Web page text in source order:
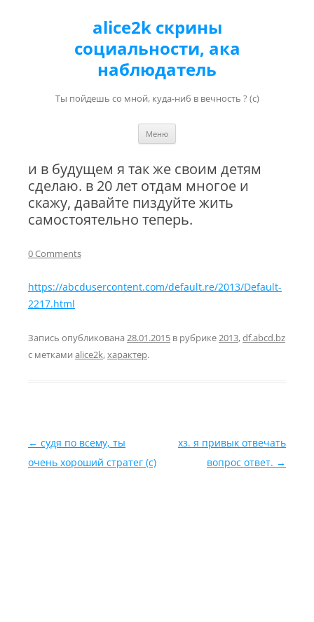
alice2k скрины
социальности, ака
наблюдатель
Ты пойдешь со мной, куда-ниб в вечность ? (с)
Меню
и в будущем я так же своим детям
сделаю. в 20 лет отдам многое и
скажу, давайте пиздуйте жить
самостоятельно теперь.
0 Comments
https://abcdusercontent.com/default.re/2013/Default-
2217.html
Запись опубликована 28.01.2015 в рубрике2013,df.abcd.bz
с метками alice2k,характер.
Навигация по записям
← судя по всему, ты
очень хороший стратег (c)
хз. я привык отвечать
вопрос ответ. →